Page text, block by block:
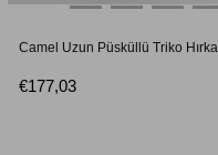
Camel Uzun Püsküllü Triko Hırka
€177,03